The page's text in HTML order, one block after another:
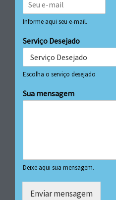
Informe aqui seu e-mail.
Serviço Desejado
Escolha o serviço desejado
Sua mensagem
Deixe aqui sua mensagem.
Enviar mensagem